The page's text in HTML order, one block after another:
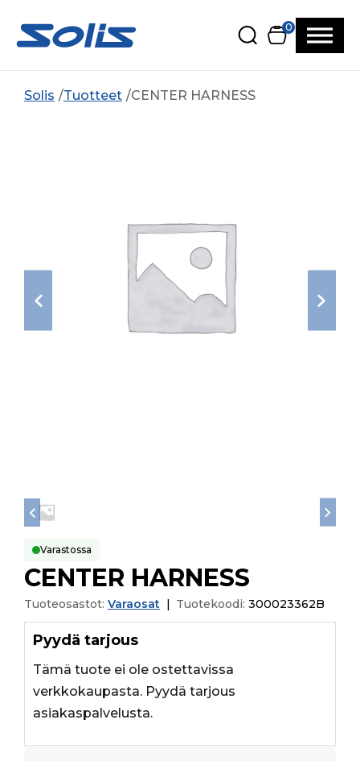
0
Solis Tuotteet CENTER HARNESS
Varastossa
CENTER HARNESS
Tuoteosastot: Varaosat Tuotekoodi: 300023362B
Pyydä tarjous
Tämä tuote ei ole ostettavissa
verkkokaupasta. Pyydä tarjous
asiakaspalvelusta.